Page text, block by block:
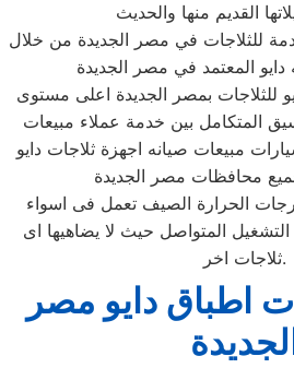
للثلاجات في مصر الجديدة من خلال
للثلاجات بمصر الجديدة اعلى مستوى
المتكامل بين خدمة عملاء مبيعات
مبيعات صيانه اجهزة ثلاجات دايو
الحرارة الصيف تعمل فى اسواء
المتواصل حيث لا يضاهيها اى
ثلاجات اخر.
اطباق دايو مصر